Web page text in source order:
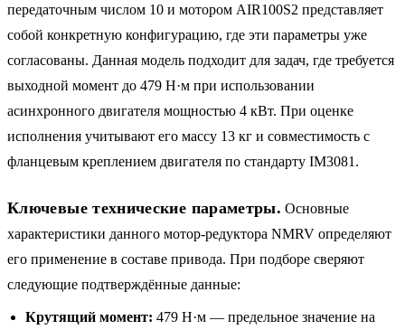
передаточным числом 10 и мотором AIR100S2 представляет
собой конкретную конфигурацию, где эти параметры уже
согласованы. Данная модель подходит для задач, где требуется
выходной момент до 479 Н·м при использовании
асинхронного двигателя мощностью 4 кВт. При оценке
исполнения учитывают его массу 13 кг и совместимость с
фланцевым креплением двигателя по стандарту IM3081.
Ключевые технические параметры. Основные
характеристики данного мотор-редуктора NMRV определяют
его применение в составе привода. При подборе сверяют
следующие подтверждённые данные:
Крутящий момент: 479 Н·м — предельное значение на